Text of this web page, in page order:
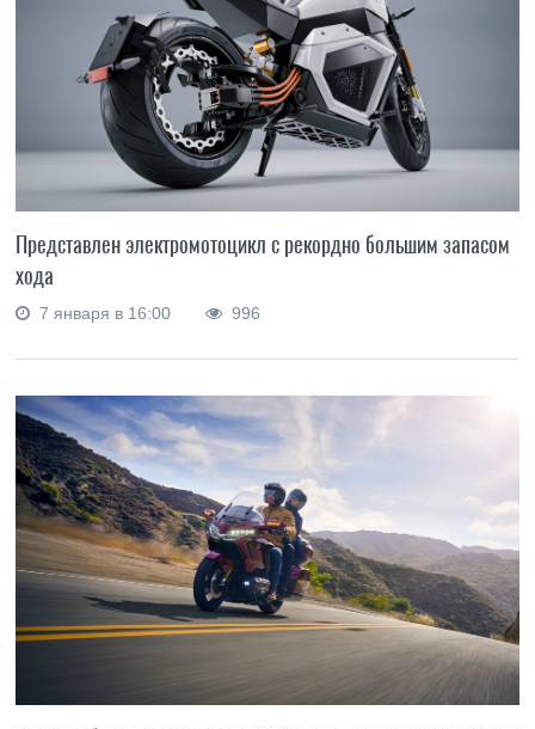
Представлен электромотоцикл с рекордно большим запасом
хода
7 января в 16:00 996